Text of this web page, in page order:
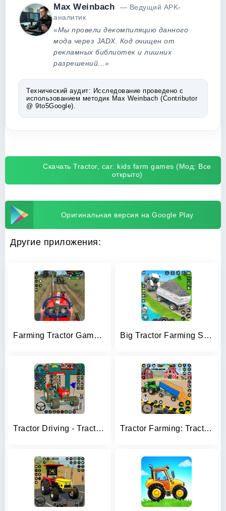
Max Weinbach
— Ведущий APK-
аналитик
«Мы провели декомпиляцию данного
мода через JADX. Код очищен от
рекламных библиотек и лишних
разрешений...»
Технический аудит: Исследование проведено с
использованием методик Max Weinbach (Contributor
@ 9to5Google).
Скачать Tractor, car: kids farm games (Мод: Все
открыто)
Оригинальная версия на Google Play
Другие приложения:
Farming Tractor Game Simulator Big Tractor Farming Simulator
Tractor Driving - Tractor Game Tractor Farming: Tractor Games